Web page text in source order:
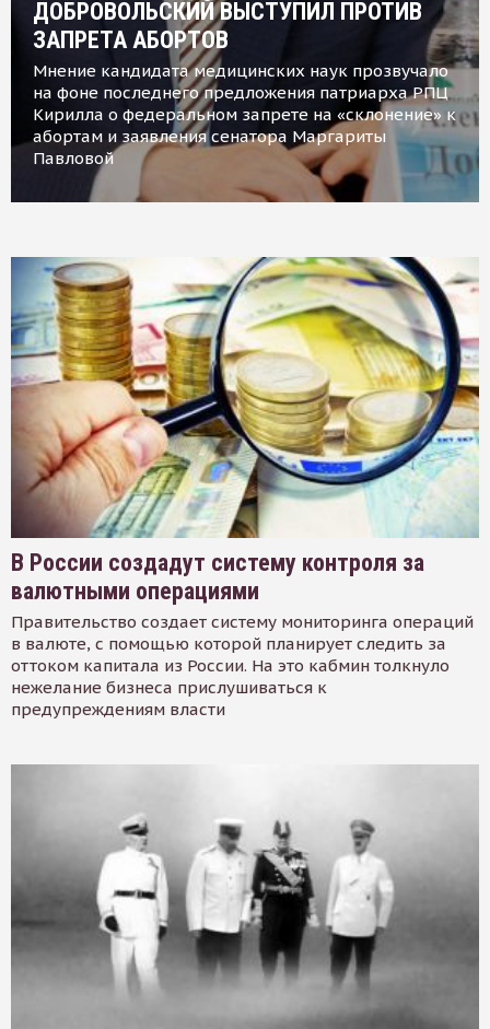
ДОБРОВОЛЬСКИЙ ВЫСТУПИЛ ПРОТИВ
ЗАПРЕТА АБОРТОВ
Мнение кандидата медицинских наук прозвучало
на фоне последнего предложения патриарха РПЦ
Кирилла о федеральном запрете на «склонение» к
абортам и заявления сенатора Маргариты
Павловой
В России создадут систему контроля за
валютными операциями
Правительство создает систему мониторинга операций
в валюте, с помощью которой планирует следить за
оттоком капитала из России. На это кабмин толкнуло
нежелание бизнеса прислушиваться к
предупреждениям власти